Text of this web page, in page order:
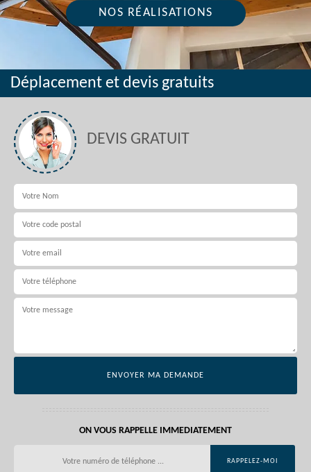
NOS RÉALISATIONS
Déplacement et devis gratuits
DEVIS GRATUIT
ON VOUS RAPPELLE IMMEDIATEMENT